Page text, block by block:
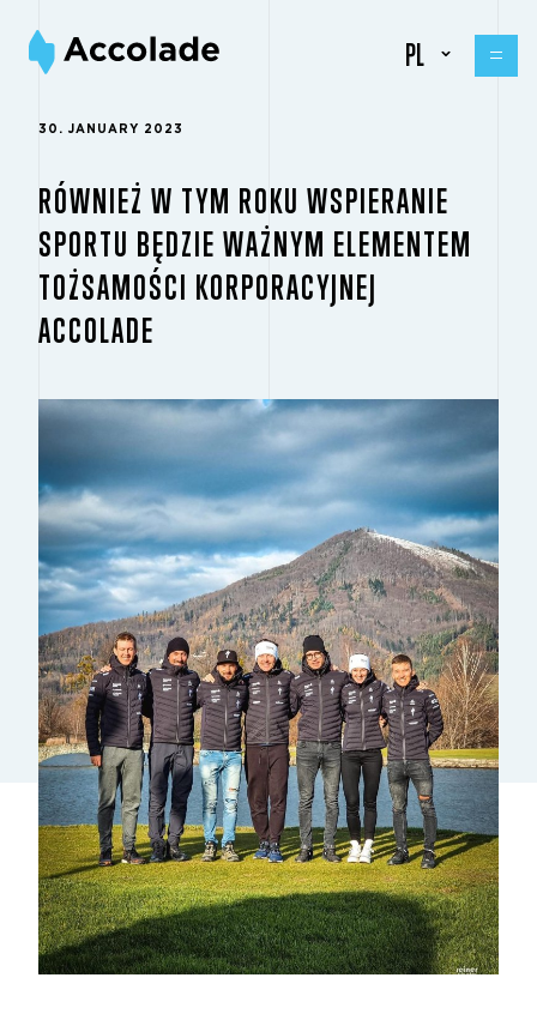
PL
30. JANUARY 2023
RÓWNIEŻ W TYM ROKU WSPIERANIE
SPORTU BĘDZIE WAŻNYM ELEMENTEM
TOŻSAMOŚCI KORPORACYJNEJ
ACCOLADE